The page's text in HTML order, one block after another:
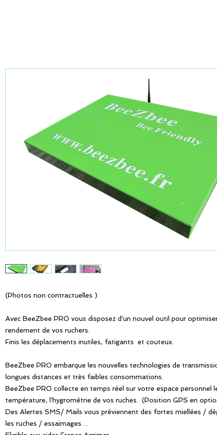
(Photos non contractuelles )
Avec BeeZbee PRO vous disposez d'un nouvel outil pour
rendement de vos ruchers.
Finis les déplacements inutiles, fatigants  et couteux.
BeeZbee PRO embarque les nouvelles technologies de
longues distances et très faibles consommations.
BeeZbee PRO collecte en temps réel sur votre espace personnel
température, l'hygrométrie de vos ruches.  (Position GPS en
Des Alertes SMS/ Mails vous préviennent des fortes miellées /
les ruches / essaimages ...